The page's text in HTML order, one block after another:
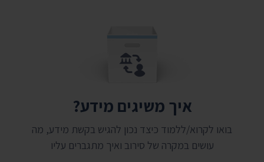
איך משיגים מידע?
בואו לקרוא/ללמוד כיצד נכון להגיש בקשת מידע, מה
עושים במקרה של סירוב ואיך מתגברים עליו